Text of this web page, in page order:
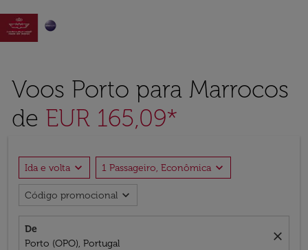

Voos Porto para Marrocos
de EUR 165,09*
Ida e volta expand_more 1 Passageiro, Econômica expand_more
Código promocional expand_more
De
Porto (OPO), Portugal
close